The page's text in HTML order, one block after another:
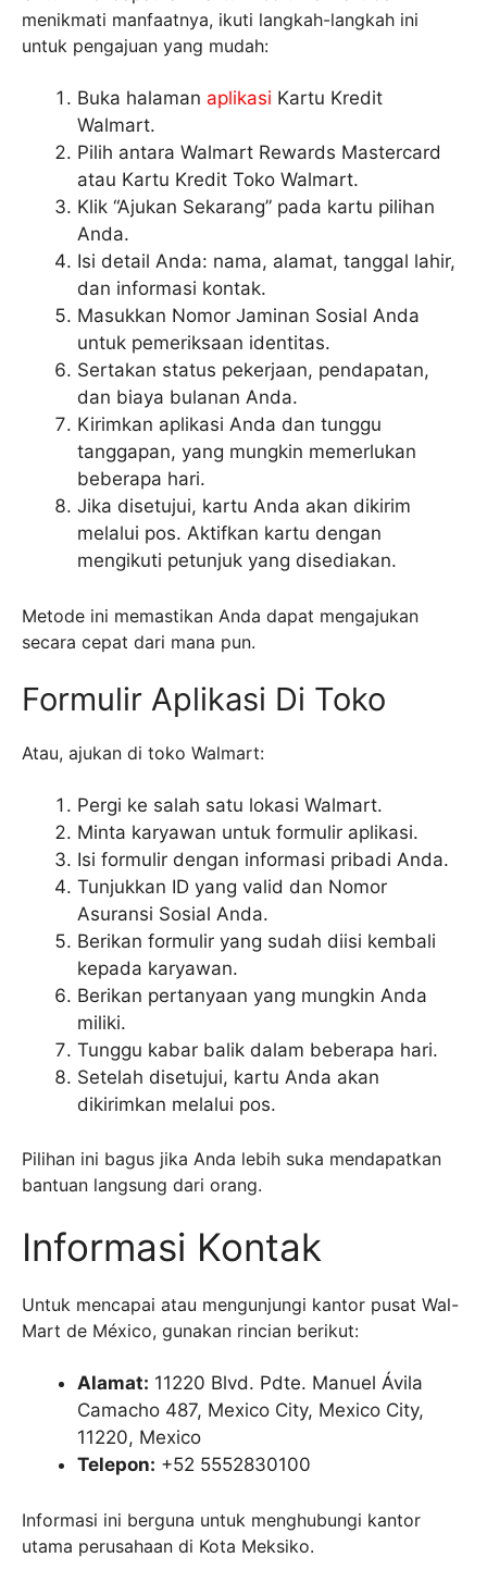
menikmati manfaatnya, ikuti langkah-langkah ini
untuk pengajuan yang mudah:
Buka halaman aplikasi Kartu Kredit
Walmart.
Pilih antara Walmart Rewards Mastercard
atau Kartu Kredit Toko Walmart.
Klik “Ajukan Sekarang” pada kartu pilihan
Anda.
Isi detail Anda: nama, alamat, tanggal lahir,
dan informasi kontak.
Masukkan Nomor Jaminan Sosial Anda
untuk pemeriksaan identitas.
Sertakan status pekerjaan, pendapatan,
dan biaya bulanan Anda.
Kirimkan aplikasi Anda dan tunggu
tanggapan, yang mungkin memerlukan
beberapa hari.
Jika disetujui, kartu Anda akan dikirim
melalui pos. Aktifkan kartu dengan
mengikuti petunjuk yang disediakan.
Metode ini memastikan Anda dapat mengajukan
secara cepat dari mana pun.
Formulir Aplikasi Di Toko
Atau, ajukan di toko Walmart:
Pergi ke salah satu lokasi Walmart.
Minta karyawan untuk formulir aplikasi.
Isi formulir dengan informasi pribadi Anda.
Tunjukkan ID yang valid dan Nomor
Asuransi Sosial Anda.
Berikan formulir yang sudah diisi kembali
kepada karyawan.
Berikan pertanyaan yang mungkin Anda
miliki.
Tunggu kabar balik dalam beberapa hari.
Setelah disetujui, kartu Anda akan
dikirimkan melalui pos.
Pilihan ini bagus jika Anda lebih suka mendapatkan
bantuan langsung dari orang.
Informasi Kontak
Untuk mencapai atau mengunjungi kantor pusat Wal-
Mart de México, gunakan rincian berikut:
Alamat: 11220 Blvd. Pdte. Manuel Ávila
Camacho 487, Mexico City, Mexico City,
11220, Mexico
Telepon: +52 5552830100
Informasi ini berguna untuk menghubungi kantor
utama perusahaan di Kota Meksiko.